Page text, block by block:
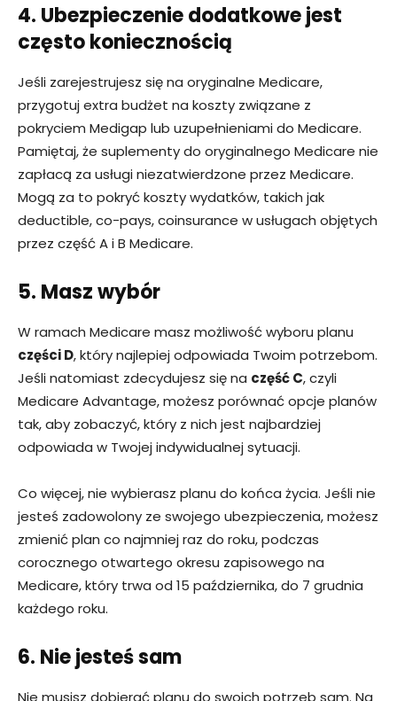
4. Ubezpieczenie dodatkowe jest
często koniecznością
Jeśli zarejestrujesz się na oryginalne Medicare,
przygotuj extra budżet na koszty związane z
pokryciem Medigap lub uzupełnieniami do Medicare.
Pamiętaj, że suplementy do oryginalnego Medicare nie
zapłacą za usługi niezatwierdzone przez Medicare.
Mogą za to pokryć koszty wydatków, takich jak
deductible, co-pays, coinsurance w usługach objętych
przez część A i B Medicare.
5. Masz wybór
W ramach Medicare masz możliwość wyboru planu
części D, który najlepiej odpowiada Twoim potrzebom.
Jeśli natomiast zdecydujesz się na część C, czyli
Medicare Advantage, możesz porównać opcje planów
tak, aby zobaczyć, który z nich jest najbardziej
odpowiada w Twojej indywidualnej sytuacji.
Co więcej, nie wybierasz planu do końca życia. Jeśli nie
jesteś zadowolony ze swojego ubezpieczenia, możesz
zmienić plan co najmniej raz do roku, podczas
corocznego otwartego okresu zapisowego na
Medicare, który trwa od 15 października, do 7 grudnia
każdego roku.
6. Nie jesteś sam
Nie musisz dobierać planu do swoich potrzeb sam. Na